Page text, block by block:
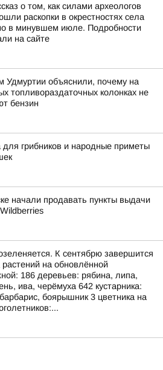
о том, как силами археологов
раскопки в окрестностях села
в минувшем июле. Подробности
на сайте
Удмуртии объяснили, почему на
топливораздаточных колонках не
бензин
для грибников и народные приметы
начали продавать пункты выдачи
К сентябрю завершится
растений на обновлённой
186 деревьев: рябина, липа,
ива, черёмуха 642 кустарника:
боярышник 3 цветника на